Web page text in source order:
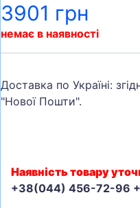
3901 грн
немає в наявності
Доставка по Україні:
"Нової Пошти".
Наявність товару
+38(044) 456-72-96